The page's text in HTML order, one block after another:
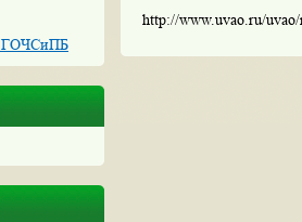
ГОЧСиПБ
http://www.uvao.ru/uvao/